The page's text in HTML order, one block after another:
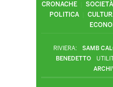
CRONACHE SOCIETÀ
POLITICA
RIVIERA: SAMB
BENEDETTO